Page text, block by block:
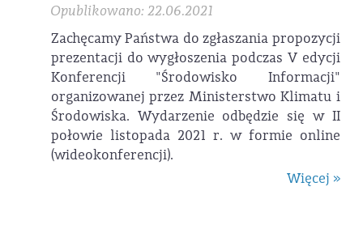
Opublikowano: 22.06.2021
Zachęcamy Państwa do zgłaszania propozycji
prezentacji do wygłoszenia podczas V edycji
Konferencji "Środowisko Informacji"
organizowanej przez Ministerstwo Klimatu i
Środowiska. Wydarzenie odbędzie się w II
połowie listopada 2021 r. w formie online
(wideokonferencji).
Więcej »